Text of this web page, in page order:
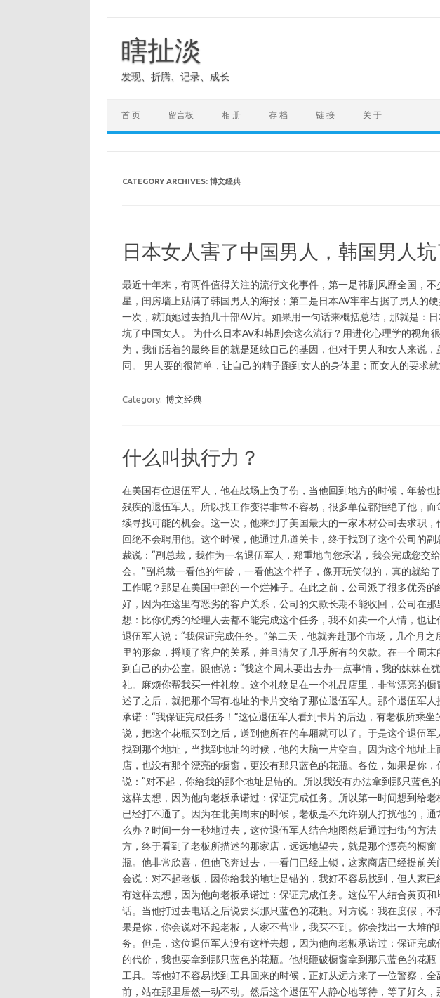
content
瞎扯淡
发现、折腾、记录、成长
首 页 留言板 相 册 存 档 链 接 关 于
CATEGORY ARCHIVES: 博文经典
日本女人害了中国男人，韩国男人坑
最近十年来，有两件值得关注的流行文化事件，第一是韩剧风靡全国，
星，闺房墙上贴满了韩国男人的海报；第二是日本AV牢牢占据了男人的
一次，就顶她过去拍几十部AV片。如果用一句话来概括总结，那就是：
坑了中国女人。 为什么日本AV和韩剧会这么流行？用进化心理学的视角
为，我们活着的最终目的就是延续自己的基因，但对于男人和女人来说
同。 男人要的很简单，让自己的精子跑到女人的身体里；而女人的要求就
Category: 博文经典
什么叫执行力？
在美国有位退伍军人，他在战场上负了伤，当他回到地方的时候，年龄
残疾的退伍军人。所以找工作变得非常不容易，很多单位都拒绝了他，
续寻找可能的机会。这一次，他来到了美国最大的一家木材公司去求职
回绝不会聘用他。这个时候，他通过几道关卡，终于找到了这个公司的
裁说：“副总裁，我作为一名退伍军人，郑重地向您承诺，我会完成您交
会。”副总裁一看他的年龄，一看他这个样子，像开玩笑似的，真的就给
工作呢？那是在美国中部的一个烂摊子。在此之前，公司派了很多优秀
好，因为在这里有恶劣的客户关系，公司的欠款长期不能收回，公司在
想：比你优秀的经理人去都不能完成这个任务，我不如卖一个人情，也
退伍军人说：“我保证完成任务。”第二天，他就奔赴那个市场，几个月
里的形象，捋顺了客户的关系，并且清欠了几乎所有的欠款。在一个周
到自己的办公室。跟他说：“我这个周末要出去办一点事情，我的妹妹在
礼。麻烦你帮我买一件礼物。这个礼物是在一个礼品店里，非常漂亮的
述了之后，就把那个写有地址的卡片交给了那位退伍军人。那个退伍军
承诺：“我保证完成任务！”这位退伍军人看到卡片的后边，有老板所乘
说，把这个花瓶买到之后，送到他所在的车厢就可以了。于是这个退伍
找到那个地址，当找到地址的时候，他的大脑一片空白。因为这个地址
店，也没有那个漂亮的橱窗，更没有那只蓝色的花瓶。各位，如果是你
说：“对不起，你给我的那个地址是错的。所以我没有办法拿到那只蓝色
这样去想，因为他向老板承诺过：保证完成任务。所以第一时间想到给
已经打不通了。因为在北美周末的时候，老板是不允许别人打扰他的，
么办？时间一分一秒地过去，这位退伍军人结合地图然后通过扫街的方
方，终于看到了老板所描述的那家店，远远地望去，就是那个漂亮的橱
瓶。他非常欣喜，但他飞奔过去，一看门已经上锁，这家商店已经提前
会说：对不起老板，因你给我的地址是错的，我好不容易找到，但人家
有这样去想，因为他向老板承诺过：保证完成任务。这位军人结合黄页
话。当他打过去电话之后说要买那只蓝色的花瓶。对方说：我在度假，
果是你，你会说对不起老板，人家不营业，我买不到。你会找出一大堆
务。但是，这位退伍军人没有这样去想，因为他向老板承诺过：保证完
的代价，我也要拿到那只蓝色的花瓶。他想砸破橱窗拿到那只蓝色的花
工具。等他好不容易找到工具回来的时候，正好从远方来了一位警察，
前，站在那里居然一动不动。然后这个退伍军人静心地等待，等了好久